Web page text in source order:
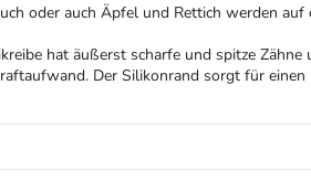
oder auch Äpfel und Rettich werden auf
hat äußerst scharfe und spitze Zähne
Der Silikonrand sorgt für einen